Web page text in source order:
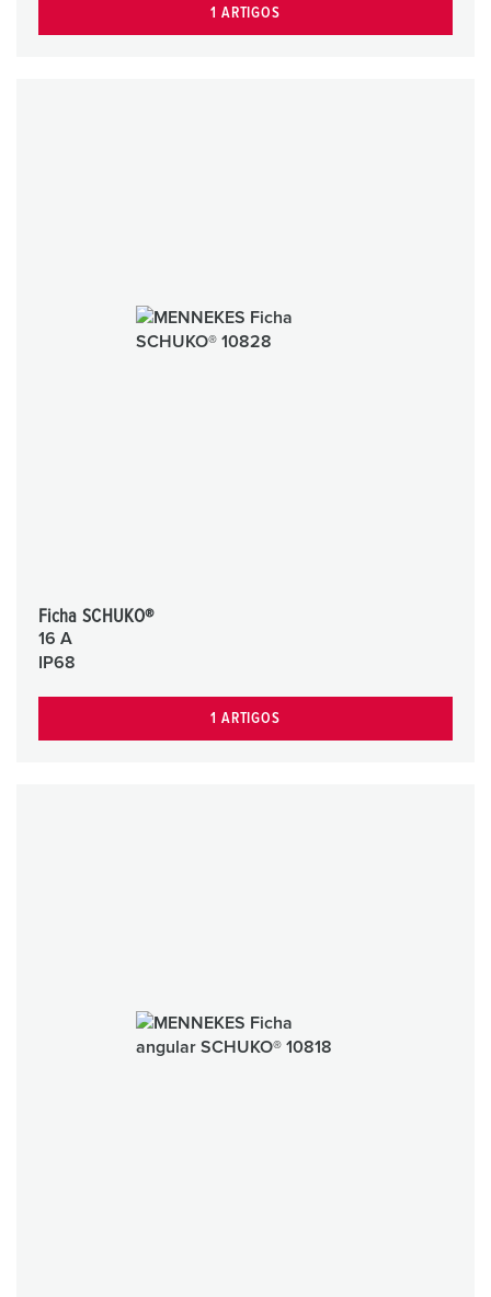
1 ARTIGOS
Ficha SCHUKO®
16 A
IP68
1 ARTIGOS